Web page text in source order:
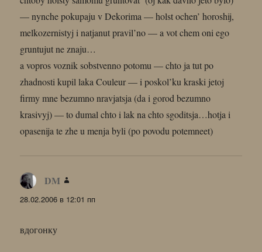
— nynche pokupaju v Dekorima — holst ochen’ horoshij,
melkozernistyj i natjanut pravil’no — a vot chem oni ego
gruntujut ne znaju…
a vopros voznik sobstvenno potomu — chto ja tut po
zhadnosti kupil laka Couleur — i poskol’ku kraski jetoj
firmy mne bezumno nravjatsja (da i gorod bezumno
krasivyj) — to dumal chto i lak na chto sgoditsja…hotja i
opasenija te zhe u menja byli (po povodu potemneet)
DM
28.02.2006 в 12:01 пп
вдогонку